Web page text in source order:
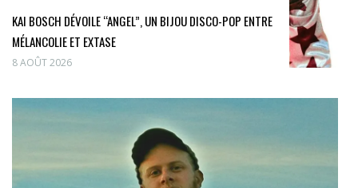
KAI BOSCH DÉVOILE “ANGEL”, UN BIJOU DISCO-POP ENTRE
MÉLANCOLIE ET EXTASE
8 AOÛT 2026